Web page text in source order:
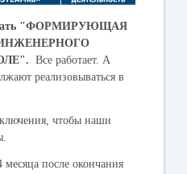
"ФОРМИРУЮЩАЯ
Все работает. А
реализовываться в
чтобы наши
после окончания